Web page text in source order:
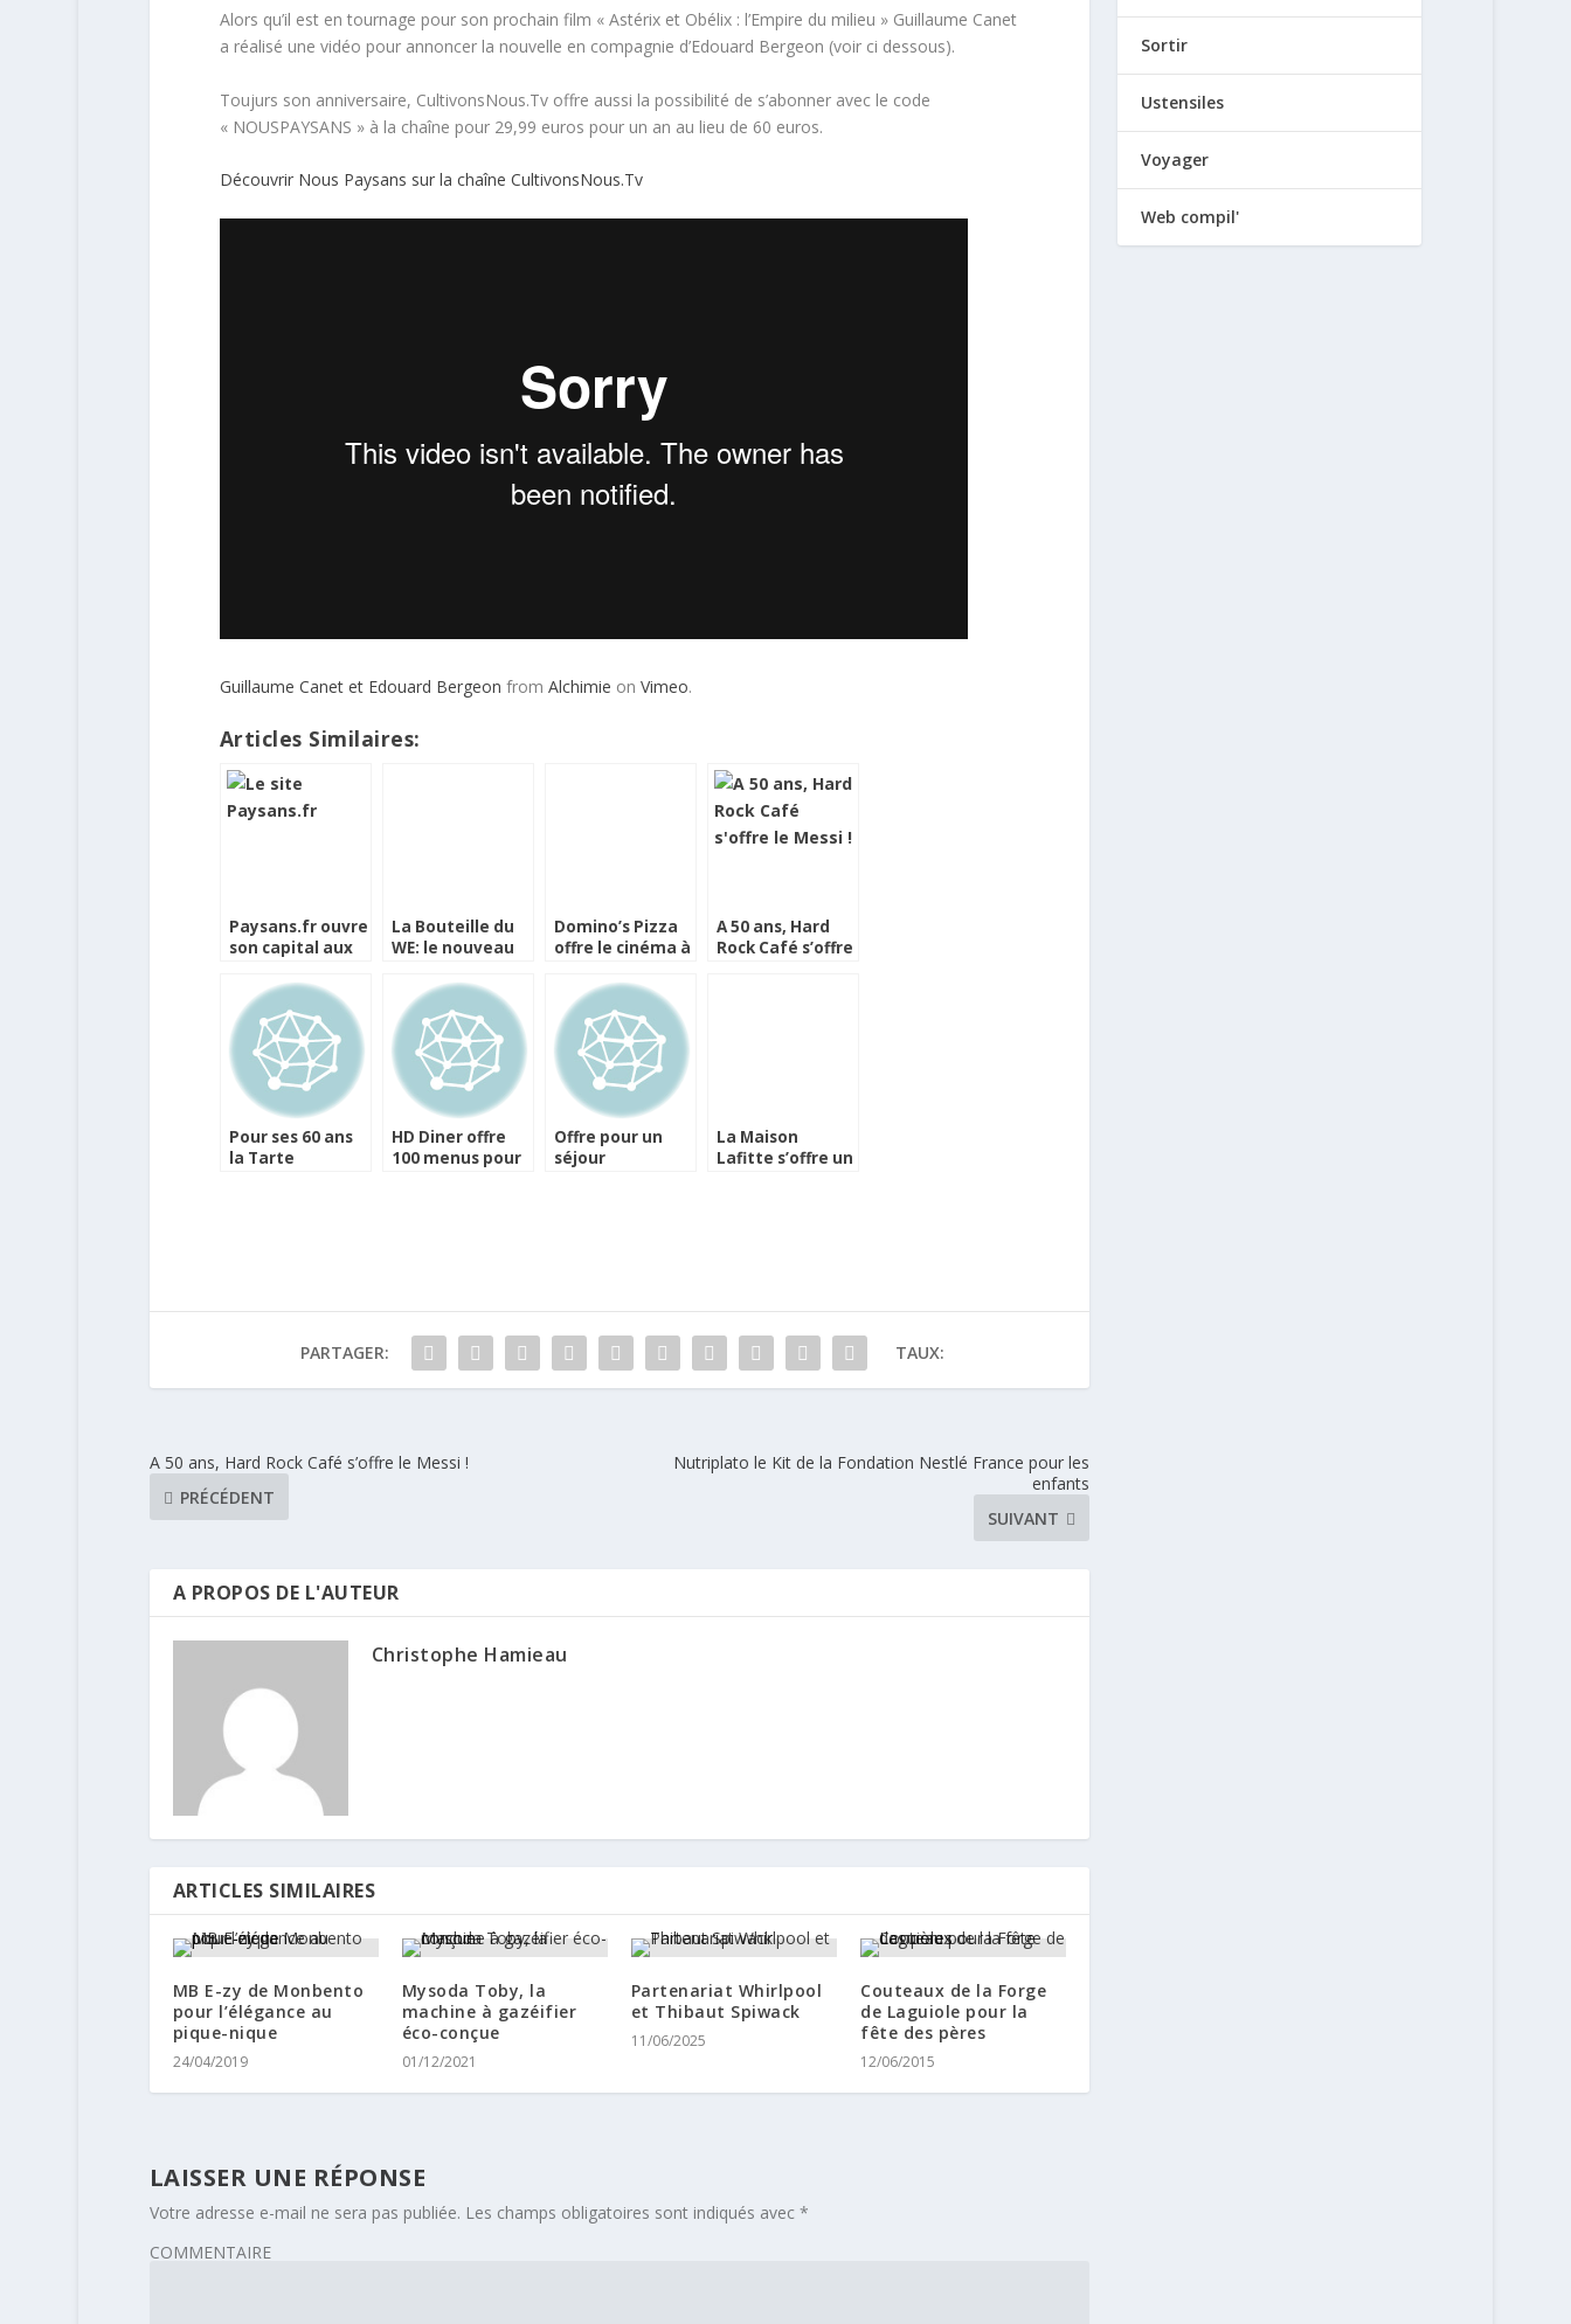
Alors qu’il est en tournage pour son prochain film « Astérix et Obélix : l’Empire du milieu » Guillaume Canet
a réalisé une vidéo pour annoncer la nouvelle en compagnie d’Edouard Bergeon (voir ci dessous).
Toujurs son anniversaire, CultivonsNous.Tv offre aussi la possibilité de s’abonner avec le code
« NOUSPAYSANS » à la chaîne pour 29,99 euros pour un an au lieu de 60 euros.
Découvrir Nous Paysans sur la chaîne CultivonsNous.Tv
Guillaume Canet et Edouard Bergeon from Alchimie on Vimeo.
Articles Similaires:
Paysans.fr ouvre
son capital aux
La Bouteille du
WE: le nouveau
Domino’s Pizza
offre le cinéma à
A 50 ans, Hard
Rock Café s’offre
Pour ses 60 ans
la Tarte
HD Diner offre
100 menus pour
Offre pour un
séjour
La Maison
Lafitte s’offre un
PARTAGER: TAUX:
A 50 ans, Hard Rock Café s’offre le Messi !
PRÉCÉDENT
Nutriplato le Kit de la Fondation Nestlé France pour les
enfants
SUIVANT
A PROPOS DE L'AUTEUR
Christophe Hamieau
ARTICLES SIMILAIRES
MB E-zy de Monbento
pour l’élégance au
pique-nique
24/04/2019
Mysoda Toby, la
machine à gazéifier
éco-conçue
01/12/2021
Partenariat Whirlpool
et Thibaut Spiwack
11/06/2025
Couteaux de la Forge
de Laguiole pour la
fête des pères
12/06/2015
LAISSER UNE RÉPONSE
Votre adresse e-mail ne sera pas publiée. Les champs obligatoires sont indiqués avec *
COMMENTAIRE
Sortir
Ustensiles
Voyager
Web compil'